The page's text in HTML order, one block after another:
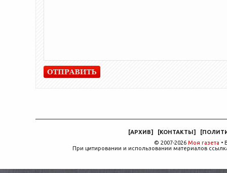
[АРХИВ] [КОНТАКТЫ] [
© 2007-2026 Моя газета •
При цитировании и использовании материалов